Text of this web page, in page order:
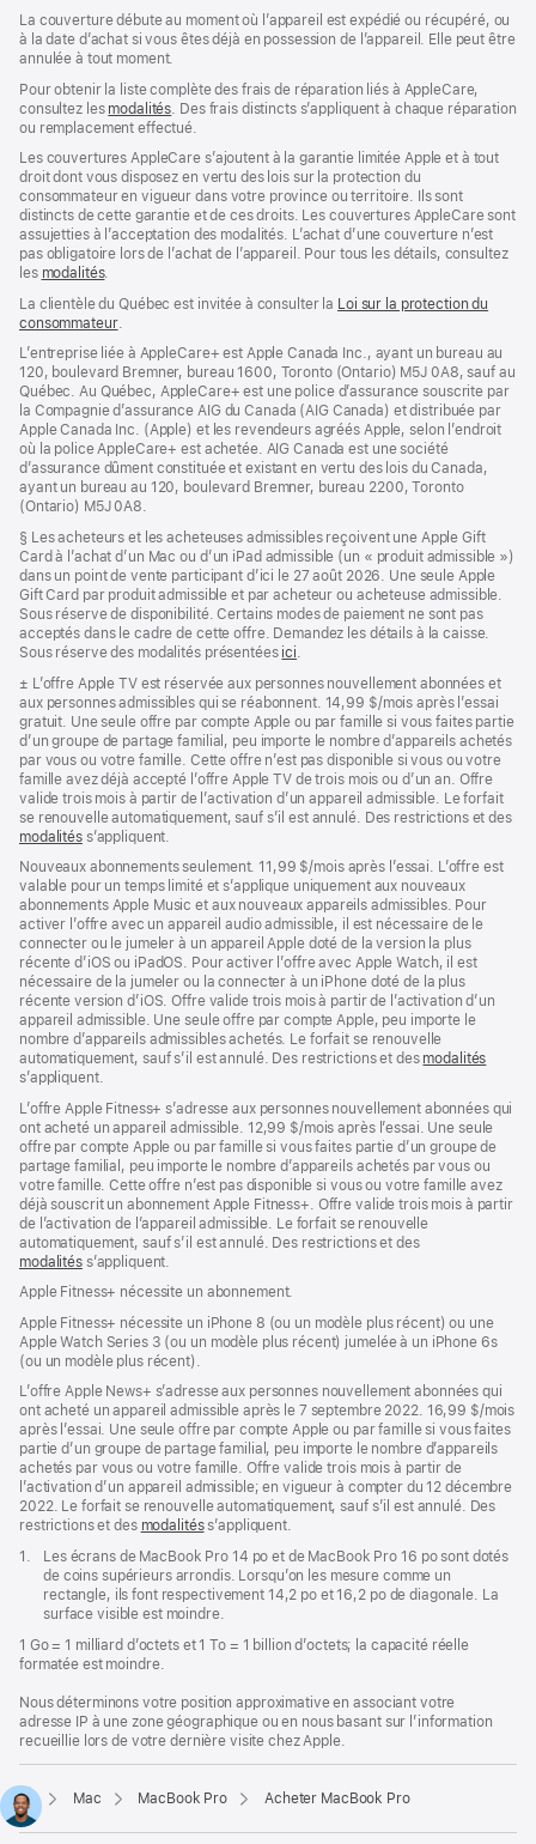
La couverture débute au moment où l’appareil est expédié ou récupéré, ou
à la date d’achat si vous êtes déjà en possession de l’appareil. Elle peut être
annulée à tout moment.
Pour obtenir la liste complète des frais de réparation liés à AppleCare,
consultez les modalités ${translate.store.a11y.opens_new_window}
. Des frais distincts s’appliquent à chaque réparation
ou remplacement effectué.
Les couvertures AppleCare s’ajoutent à la garantie limitée Apple et à tout
droit dont vous disposez en vertu des lois sur la protection du
consommateur en vigueur dans votre province ou territoire. Ils sont
distincts de cette garantie et de ces droits. Les couvertures AppleCare sont
assujetties à l’acceptation des modalités. L’achat d’une couverture n’est
pas obligatoire lors de l’achat de l’appareil. Pour tous les détails, consultez
les modalités${translate.store.a11y.opens_new_window}
.
La clientèle du Québec est invitée à consulter la Loi sur la protection du
consommateur(s’ouvre
une
nouvelle
fenêtre)
.
L’entreprise liée à AppleCare+ est Apple Canada Inc., ayant un bureau au
120, boulevard Bremner, bureau 1600, Toronto (Ontario) M5J 0A8, sauf au
Québec. Au Québec, AppleCare+ est une police d’assurance souscrite par
la Compagnie d’assurance AIG du Canada (AIG Canada) et distribuée par
Apple Canada Inc. (Apple) et les revendeurs agréés Apple, selon l’endroit
où la police AppleCare+ est achetée. AIG Canada est une société
d’assurance dûment constituée et existant en vertu des lois du Canada,
ayant un bureau au 120, boulevard Bremner, bureau 2200, Toronto
(Ontario) M5J 0A8.
Note
de
bas
de
page
§ Les acheteurs et les acheteuses admissibles reçoivent une Apple Gift
Card à l’achat d’un Mac ou d’un iPad admissible (un « produit admissible »)
dans un point de vente participant d’ici le 27 août 2026. Une seule Apple
Gift Card par produit admissible et par acheteur ou acheteuse admissible.
Sous réserve de disponibilité. Certains modes de paiement ne sont pas
acceptés dans le cadre de cette offre. Demandez les détails à la caisse.
Sous réserve des modalités présentées ici.
Note
de
bas
de
page
± L’offre Apple TV est réservée aux personnes nouvellement abonnées et
aux personnes admissibles qui se réabonnent. 14,99 $/mois après l’essai
gratuit. Une seule offre par compte Apple ou par famille si vous faites partie
d’un groupe de partage familial, peu importe le nombre d’appareils achetés
par vous ou votre famille. Cette offre n’est pas disponible si vous ou votre
famille avez déjà accepté l’offre Apple TV de trois mois ou d’un an. Offre
valide trois mois à partir de l’activation d’un appareil admissible. Le forfait
se renouvelle automatiquement, sauf s’il est annulé. Des restrictions et des
modalitéss’appliquent.
Nouveaux abonnements seulement. 11,99 $/mois après l’essai. L’offre est
valable pour un temps limité et s’applique uniquement aux nouveaux
abonnements Apple Music et aux nouveaux appareils admissibles. Pour
activer l’offre avec un appareil audio admissible, il est nécessaire de le
connecter ou le jumeler à un appareil Apple doté de la version la plus
récente d’iOS ou iPadOS. Pour activer l’offre avec Apple Watch, il est
nécessaire de la jumeler ou la connecter à un iPhone doté de la plus
récente version d’iOS. Offre valide trois mois à partir de l’activation d’un
appareil admissible. Une seule offre par compte Apple, peu importe le
nombre d’appareils admissibles achetés. Le forfait se renouvelle
automatiquement, sauf s’il est annulé. Des restrictions et des modalités
s’appliquent.
L’offre Apple Fitness+ s’adresse aux personnes nouvellement abonnées qui
ont acheté un appareil admissible. 12,99 $/mois après l’essai. Une seule
offre par compte Apple ou par famille si vous faites partie d’un groupe de
partage familial, peu importe le nombre d’appareils achetés par vous ou
votre famille. Cette offre n’est pas disponible si vous ou votre famille avez
déjà souscrit un abonnement Apple Fitness+. Offre valide trois mois à partir
de l’activation de l’appareil admissible. Le forfait se renouvelle
automatiquement, sauf s’il est annulé. Des restrictions et des
modalitéss’appliquent.
Apple Fitness+ nécessite un abonnement.
Apple Fitness+ nécessite un iPhone 8 (ou un modèle plus récent) ou une
Apple Watch Series 3 (ou un modèle plus récent) jumelée à un iPhone 6s
(ou un modèle plus récent).
L’offre Apple News+ s’adresse aux personnes nouvellement abonnées qui
ont acheté un appareil admissible après le 7 septembre 2022. 16,99 $/mois
après l’essai. Une seule offre par compte Apple ou par famille si vous faites
partie d’un groupe de partage familial, peu importe le nombre d’appareils
achetés par vous ou votre famille. Offre valide trois mois à partir de
l’activation d’un appareil admissible; en vigueur à compter du 12 décembre
2022. Le forfait se renouvelle automatiquement, sauf s’il est annulé. Des
restrictions et des modalitéss’appliquent.
Note
1.
Les écrans de MacBook Pro 14 po et de MacBook Pro 16 po sont dotés
de coins supérieurs arrondis. Lorsqu’on les mesure comme un
rectangle, ils font respectivement 14,2 po et 16,2 po de diagonale. La
surface visible est moindre.
1 Go = 1 milliard d’octets et 1 To = 1 billion d’octets; la capacité réelle
formatée est moindre.
Nous déterminons votre position approximative en associant votre
adresse IP à une zone géographique ou en nous basant sur l’information
recueillie lors de votre dernière visite chez Apple.
Apple
Mac MacBook Pro Acheter MacBook Pro